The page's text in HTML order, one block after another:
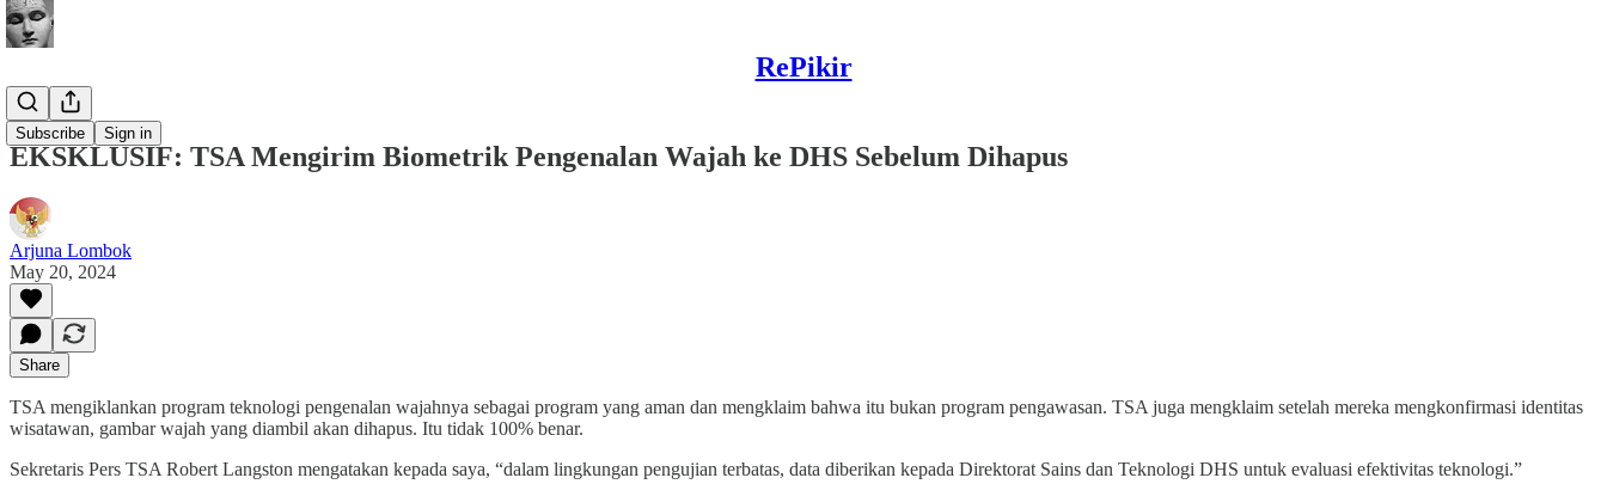
RePikir
Subscribe Sign in
Buletin
EKSKLUSIF: TSA Mengirim Biometrik Pengenalan Wajah ke DHS Sebelum Dihapus
Arjuna Lombok
May 20, 2024
Share
TSA mengiklankan program teknologi pengenalan wajahnya sebagai program yang aman dan mengklaim bahwa itu bukan program pengawasan. TSA juga mengklaim setelah mereka mengkonfirmasi identitas
wisatawan, gambar wajah yang diambil akan dihapus. Itu tidak 100% benar.
Sekretaris Pers TSA Robert Langston mengatakan kepada saya, “dalam lingkungan pengujian terbatas, data diberikan kepada Direktorat Sains dan Teknologi DHS untuk evaluasi efektivitas teknologi.”